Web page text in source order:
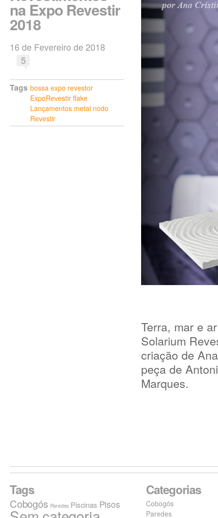
na Expo Revestir
2018
16 de Fevereiro de 2018
5
Tags bossa expo revestor
ExpoRevestir flake
Lançamentos metal nodo
Revestir
Terra, mar e
Solarium
criação de
peça de
Marques.
Tags
Cobogós Paredes Piscinas Pisos
Categorias
Cobogós
Paredes